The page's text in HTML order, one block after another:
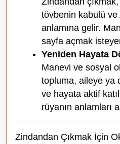
tövbenin kabulü ve
anlamına gelir.
sayfa açmak
Yeniden Hayata
Manevi ve sosyal
topluma, aileye ya
ve hayata aktif
rüyanın anlamları
Zindandan Çıkmak İçin